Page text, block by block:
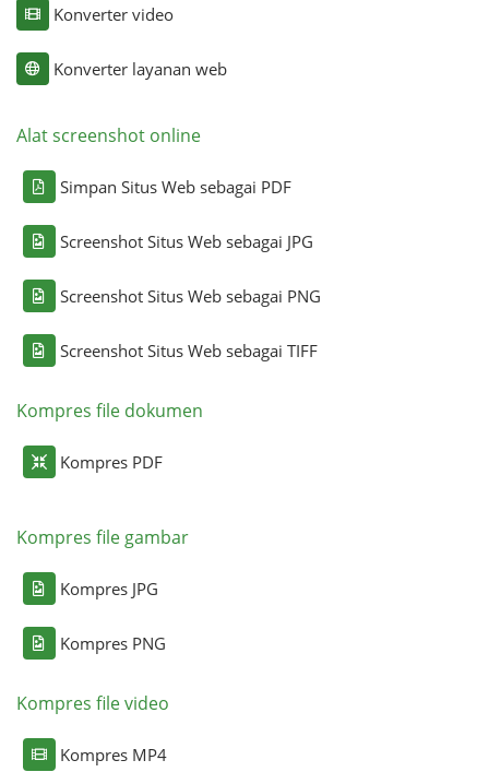
Konverter video
Konverter layanan web
Alat screenshot online
Simpan Situs Web sebagai PDF
Screenshot Situs Web sebagai JPG
Screenshot Situs Web sebagai PNG
Screenshot Situs Web sebagai TIFF
Kompres file dokumen
Kompres PDF
Kompres file gambar
Kompres JPG
Kompres PNG
Kompres file video
Kompres MP4